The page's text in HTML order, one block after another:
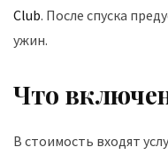
Club. После спуска
ужин.
Что
В стоимость входят